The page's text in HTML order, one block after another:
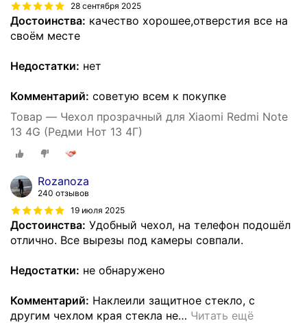
28 сентября 2025
Достоинства: качество хорошее,отверстия все на
своём месте
Недостатки: нет
Комментарий: советую всем к покупке
Товар — Чехол прозрачный для Xiaomi Redmi Note
13 4G (Редми Нот 13 4Г)
Rozanoza
240 отзывов
19 июля 2025
Достоинства: Удобный чехол, на телефон подошёл
отлично. Все вырезы под камеры совпали.
Недостатки: не обнаружено
Комментарий: Наклеили защитное стекло, с
другим чехлом края стекла не… Читать ещё